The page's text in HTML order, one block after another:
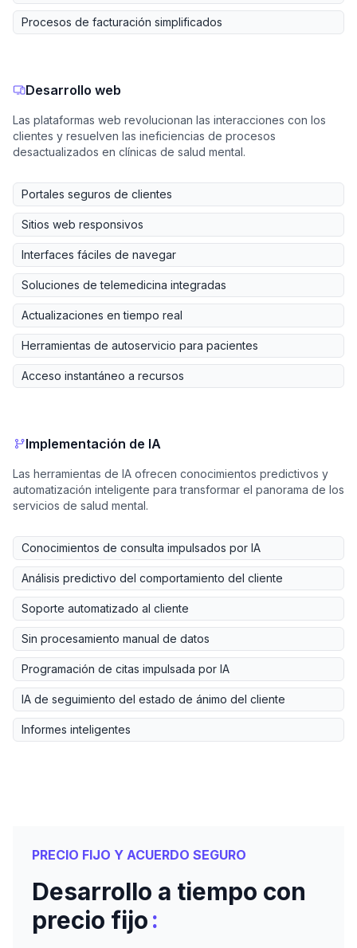
Procesos de facturación simplificados
Desarrollo web
Las plataformas web revolucionan las interacciones con los
clientes y resuelven las ineficiencias de procesos
desactualizados en clínicas de salud mental.
Portales seguros de clientes
Sitios web responsivos
Interfaces fáciles de navegar
Soluciones de telemedicina integradas
Actualizaciones en tiempo real
Herramientas de autoservicio para pacientes
Acceso instantáneo a recursos
Implementación de IA
Las herramientas de IA ofrecen conocimientos predictivos y
automatización inteligente para transformar el panorama de los
servicios de salud mental.
Conocimientos de consulta impulsados por IA
Análisis predictivo del comportamiento del cliente
Soporte automatizado al cliente
Sin procesamiento manual de datos
Programación de citas impulsada por IA
IA de seguimiento del estado de ánimo del cliente
Informes inteligentes
PRECIO FIJO Y ACUERDO SEGURO
Desarrollo a tiempo con
precio fijo: